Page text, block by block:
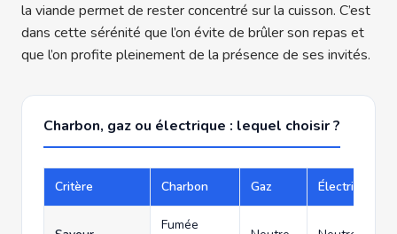
la viande permet de rester concentré sur la cuisson. C’est
dans cette sérénité que l’on évite de brûler son repas et
que l’on profite pleinement de la présence de ses invités.
Charbon, gaz ou électrique : lequel choisir ?
Critère Charbon Gaz Électrique
Fumée